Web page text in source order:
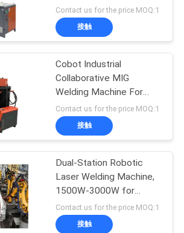
ーのクラッ
グ機械
25
ーのクリー
機械
50
2000W エステティック
溶接
Contact us for the price MOQ:1
接触
Cobot Industrial
Collaborative MIG
Welding Machine For
Welding Thick Plates
Contact us for the price MOQ:1
接触
Dual-Station Robotic
Laser Welding Machine,
1500W-3000W for
Efficient High-Volume
Production
Contact us for the price MOQ:1
接触